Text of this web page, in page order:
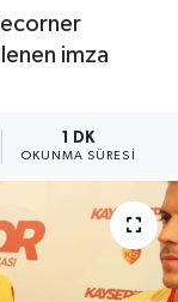
imza
1 DK
OKUNMA SÜRESI